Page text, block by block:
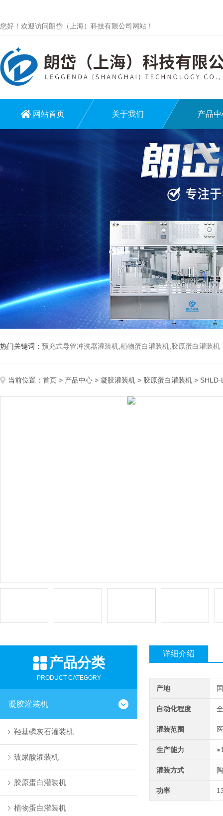
您好！欢迎访问朗岱（上海）科技有限公司网站！
网站首页 关于我们 产品中
热门关键词： 预充式导管冲洗器灌装机,植物蛋白灌装机,胶原蛋白灌装机
当前位置： 首页 > 产品中心 > 凝胶灌装机 > 胶原蛋白灌装机 > SHLD-
产品分类
PRODUCT CATEGORY
凝胶灌装机
羟基磷灰石灌装机
玻尿酸灌装机
胶原蛋白灌装机
植物蛋白灌装机
详细介绍
产地
自动化程度
灌装范围
生产能力
灌装方式
功率